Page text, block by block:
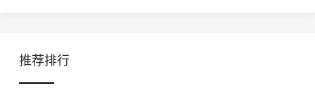
推荐排行